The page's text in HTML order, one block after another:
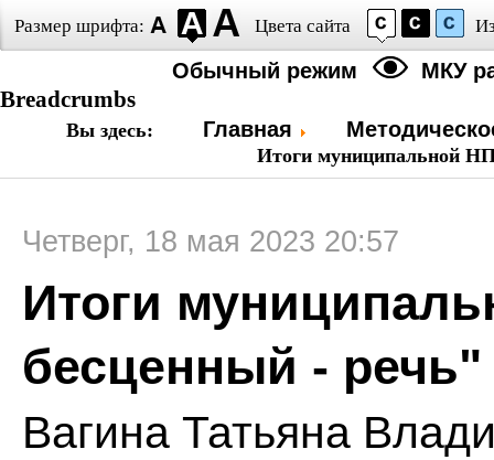
Размер шрифта: Цвета сайта
Обычный режим МКУ
Breadcrumbs
Вы здесь: Главная
Итоги муниципальной
Четверг, 18 мая 2023 20:57
Итоги
бесценный - речь"
Вагина Татьяна